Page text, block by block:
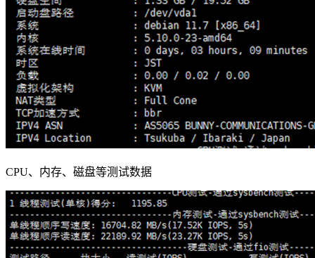
CPU、内存、磁盘等测试数据